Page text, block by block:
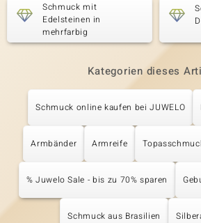
Schmuck mit
Edelsteinen in
mehrfarbig
Kategorien dieses
Schmuck online kaufen bei JUWELO
Armbänder Armreife
% Juwelo Sale - bis zu 70% sparen
Schmuck aus Brasilien